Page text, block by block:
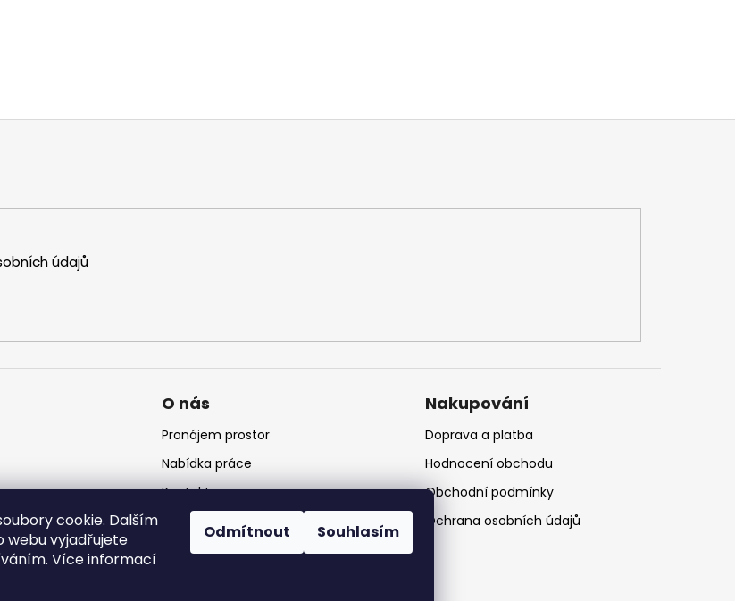
cookie. Dalším
vyjadřujete
Více informací
Odmítnout Souhlasím
údajů
O nás
Pronájem prostor
Nabídka práce
Kontakt
Nakupování
Doprava a platba
Hodnocení obchodu
Obchodní podmínky
Ochrana osobních údajů